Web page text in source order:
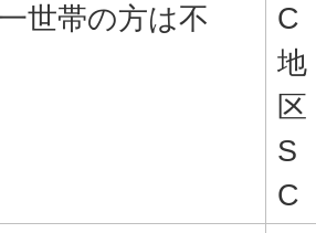
一世帯の方は不
C
地
区
S
C